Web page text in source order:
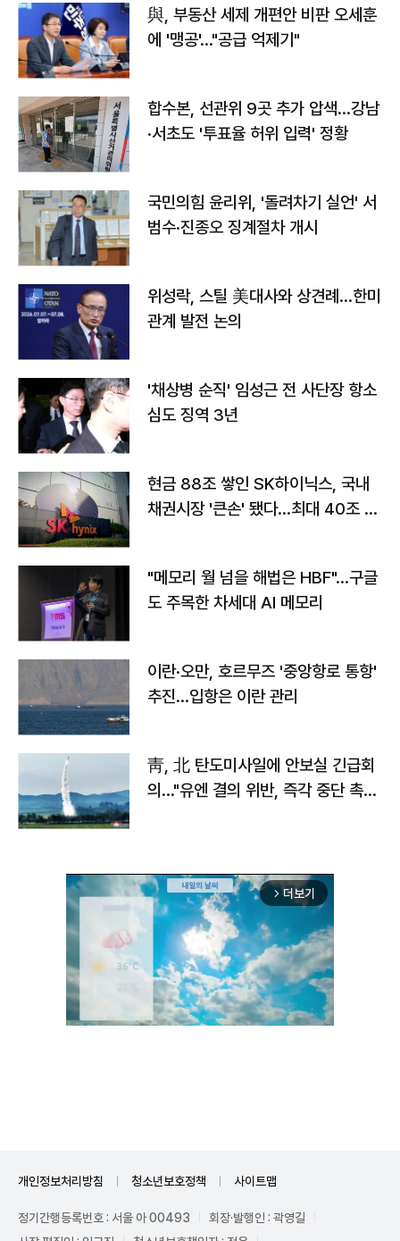
與, 부동산 세제 개편안 비판 오세훈
에 '맹공'…"공급 억제기"
합수본, 선관위 9곳 추가 압색…강남
·서초도 '투표율 허위 입력' 정황
국민의힘 윤리위, '돌려차기 실언' 서
범수·진종오 징계절차 개시
위성락, 스틸 美대사와 상견례…한미
관계 발전 논의
'채상병 순직' 임성근 전 사단장 항소
심도 징역 3년
현금 88조 쌓인 SK하이닉스, 국내
채권시장 '큰손' 됐다…최대 40조 투
"메모리 월 넘을 해법은 HBF"…구글
도 주목한 차세대 AI 메모리
이란·오만, 호르무즈 '중앙항로 통항'
추진…입항은 이란 관리
靑, 北 탄도미사일에 안보실 긴급회
의…"유엔 결의 위반, 즉각 중단 촉
arrow_forward_ios 더보기
개인정보처리방침 청소년보호정책 사이트맵
정기간행등록번호 : 서울 아 00493
회장·발행인 : 곽영길